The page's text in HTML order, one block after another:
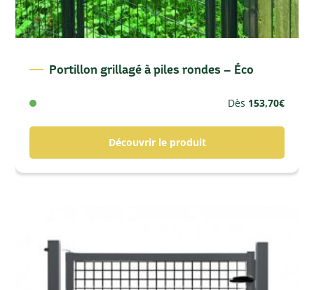
Portillon grillagé à piles rondes – Éco
Dès 153,70€
Découvrir le produit